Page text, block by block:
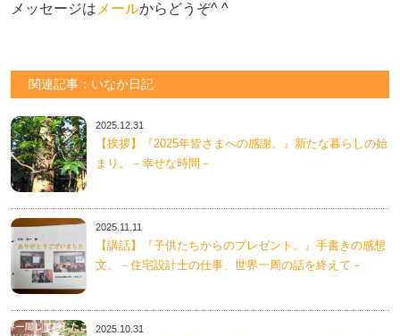
メッセージは メールからどうぞ^ ^
関連記事：いなか日記
2025.12.31
【挨拶】『2025年皆さまへの感謝。』新たな暮らしの始
まり。－幸せな時間－
2025.11.11
【講話】『子供たちからのプレゼント。』手書きの感想
文。－住宅設計士の仕事、世界一周の話を終えて－
2025.10.31